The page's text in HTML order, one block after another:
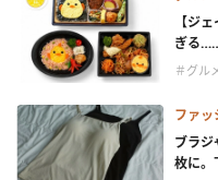
【ジ
ぎる
＃グル
ファッ
ブラ
枚に。